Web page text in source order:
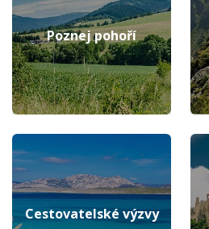
Poznej pohoří
Cestovatelské výzvy